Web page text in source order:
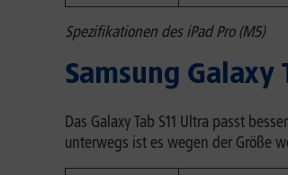
Spezifikationen des iPad Pro (M5)
Samsung Galaxy
Das Galaxy Tab S11 Ultra passt
unterwegs ist es wegen der Größe